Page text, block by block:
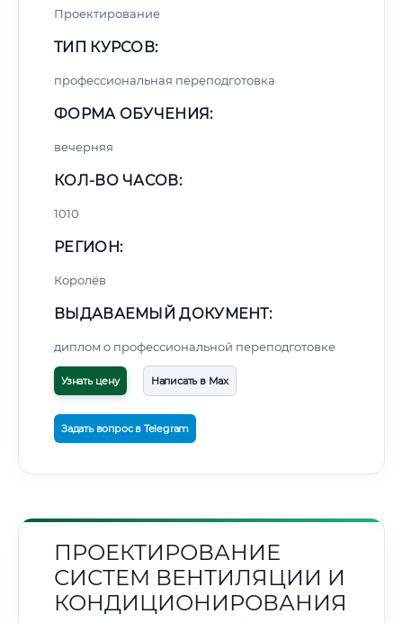
Проектирование
ТИП КУРСОВ:
профессиональная переподготовка
ФОРМА ОБУЧЕНИЯ:
вечерняя
КОЛ-ВО ЧАСОВ:
1010
РЕГИОН:
Королёв
ВЫДАВАЕМЫЙ ДОКУМЕНТ:
диплом о профессиональной переподготовке
Узнать цену Написать в Max
Задать вопрос в Telegram
ПРОЕКТИРОВАНИЕ
СИСТЕМ ВЕНТИЛЯЦИИ И
КОНДИЦИОНИРОВАНИЯ